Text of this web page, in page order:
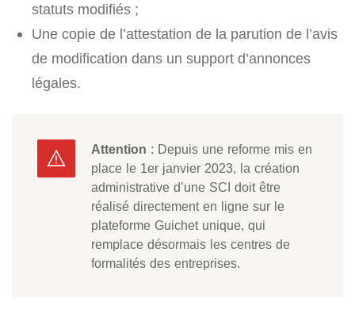
statuts modifiés ;
Une copie de l’attestation de la parution de l’avis
de modification dans un support d’annonces
légales.
Attention : Depuis une reforme mis en
place le 1er janvier 2023, la création
administrative d’une SCI doit être
réalisé directement en ligne sur le
plateforme Guichet unique, qui
remplace désormais les centres de
formalités des entreprises.